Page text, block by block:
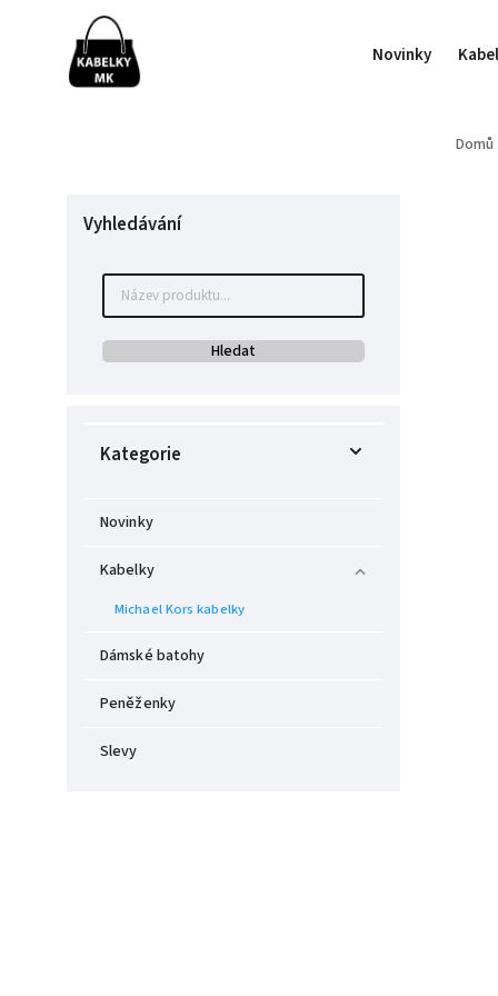
Novinky
Domů
Vyhledávání
Hledat
Kategorie
Novinky
Kabelky
Michael Kors kabelky
Dámské batohy
Peněženky
Slevy